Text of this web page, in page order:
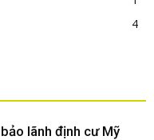
4
lãnh định cư Mỹ